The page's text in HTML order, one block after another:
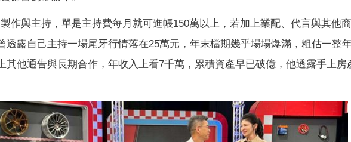
作與主持，單是主持費每月就可進帳150萬以上，若加上業配、代言與其他
透露自己主持一場尾牙行情落在25萬元，年末檔期幾乎場場爆滿，粗估一整
其他通告與長期合作，年收入上看7千萬，累積資產早已破億，他透露手上房